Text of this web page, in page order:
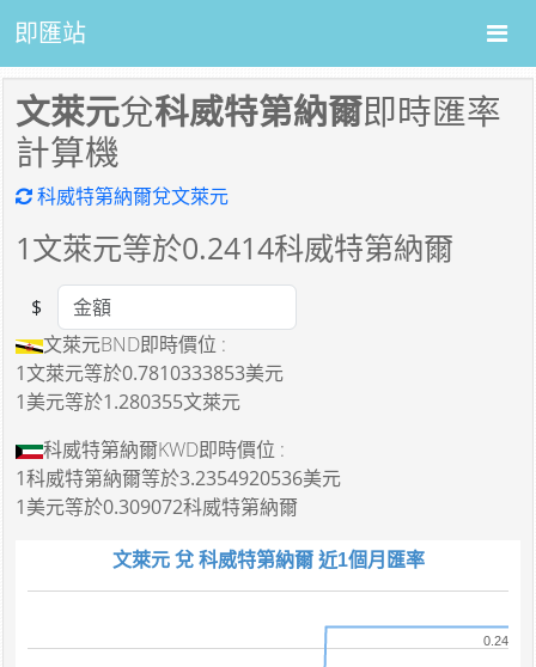
即匯站
文萊元兌科威特第納爾即時匯率
計算機
科威特第納爾兌文萊元
1文萊元等於0.2414科威特第納爾
Amount
$
文萊元BND即時價位 :
1文萊元等於0.7810333853美元
1美元等於1.280355文萊元
科威特第納爾KWD即時價位 :
1科威特第納爾等於3.2354920536美元
1美元等於0.309072科威特第納爾
文萊元 兌 科威特第納爾 近1個月匯率
0.24